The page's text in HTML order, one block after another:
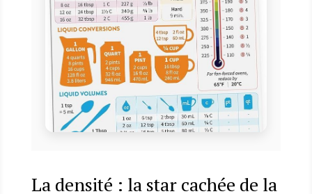
La densité : la star cachée de la